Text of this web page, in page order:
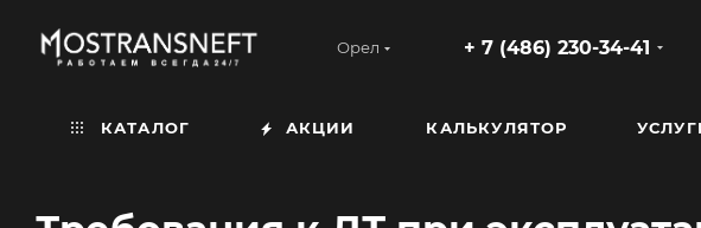
Орел + 7 (486) 230-34-41
КАТАЛОГ АКЦИИ КАЛЬКУЛЯТОР